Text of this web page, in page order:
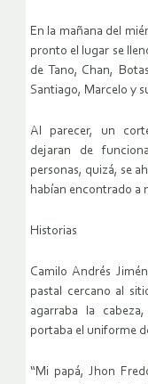
En la mañana del
pronto el lugar se
de Tano, Chan,
Santiago, Marcelo y
Al parecer, un
dejaran de
personas, quizá, se
habían encontrado a
Historias
Camilo Andrés
pastal cercano al
agarraba la
portaba el uniforme
“Mi papá, Jhon